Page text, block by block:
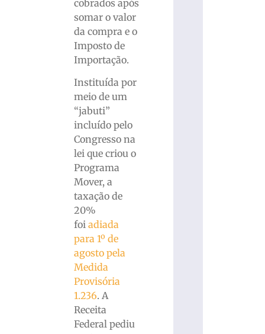
cobrados após
somar o valor
da compra e o
Imposto de
Importação.
Instituída por
meio de um
“jabuti”
incluído pelo
Congresso na
lei que criou o
Programa
Mover, a
taxação de
20%
foi adiada
para 1º de
agosto pela
Medida
Provisória
1.236. A
Receita
Federal pediu